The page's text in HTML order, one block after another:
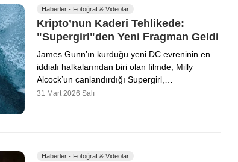
Haberler - Fotoğraf & Videolar
Kripto’nun Kaderi Tehlikede:
"Supergirl"den Yeni Fragman Geldi
James Gunn’ın kurduğu yeni DC evreninin en
iddialı halkalarından biri olan filmde; Milly
Alcock’un canlandırdığı Supergirl,…
31 Mart 2026 Salı
Haberler - Fotoğraf & Videolar